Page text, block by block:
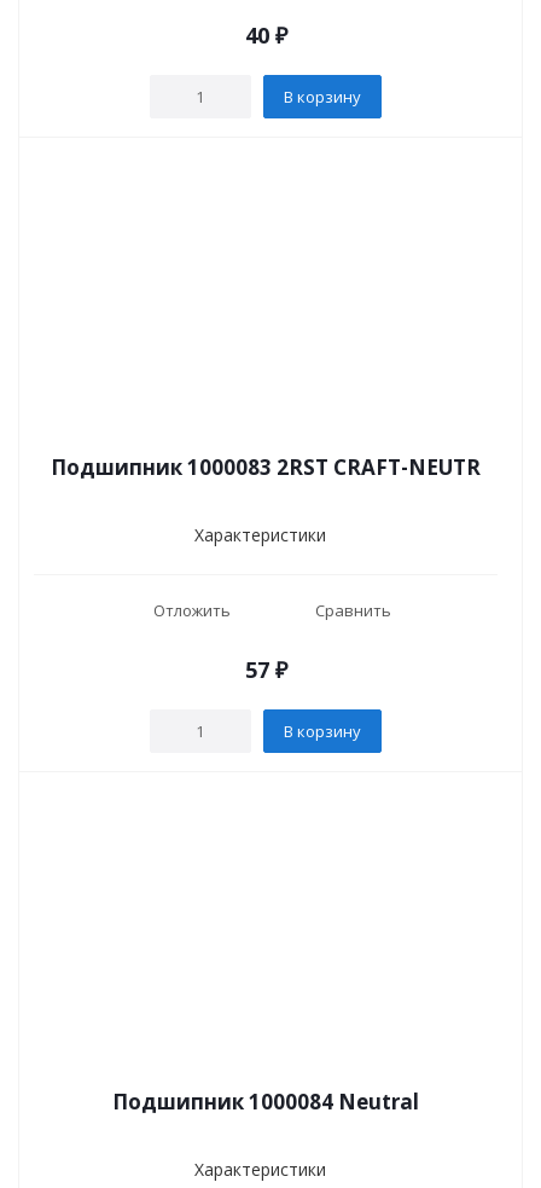
40 ₽
В корзину
Подшипник 1000083 2RST CRAFT-NEUTR
Характеристики
Отложить Сравнить
57 ₽
В корзину
Подшипник 1000084 Neutral
Характеристики